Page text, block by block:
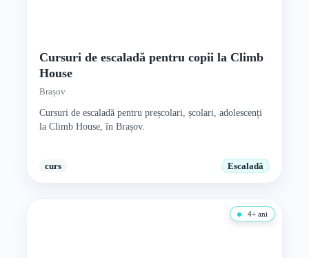
Cursuri de escaladă pentru copii la Climb
House
Brașov
Cursuri de escaladă pentru preșcolari, școlari, adolescenți
la Climb House, în Brașov.
curs Escaladă
4+ ani